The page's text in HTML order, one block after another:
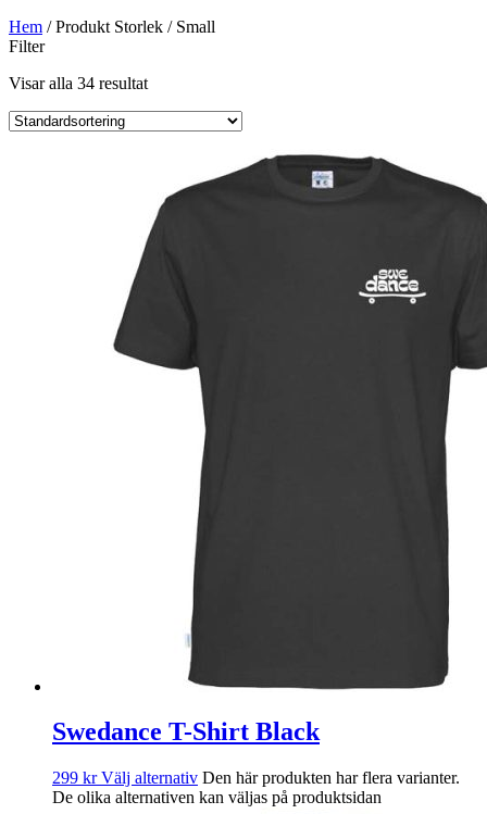
Hem / Produkt Storlek / Small
Filter
Visar alla 34 resultat
Swedance T-Shirt Black
299 kr Välj alternativ Den här produkten har flera varianter.
De olika alternativen kan väljas på produktsidan